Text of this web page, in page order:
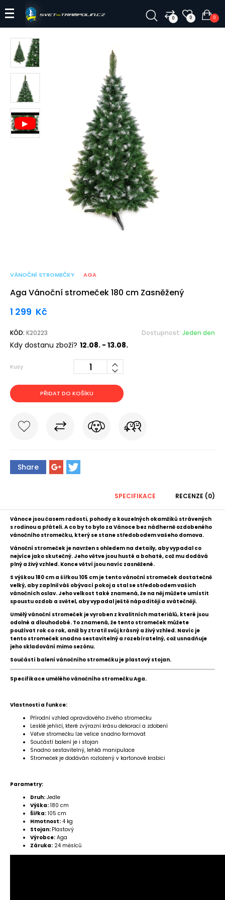
0 0 0
VÁNOČNÍ STROMEČKY AGA
Aga Vánoční stromeček 180 cm Zasněžený
1 299 Kč
KÓD: K20223 Dostupnost: Jeden den
Kdy dostanu zboží? 12.08. - 13.08.
Kusy
PŘIDAT DO KOŠÍKU
Share
SPECIFIKACE RECENZE (0)
Vánoce jsou časem radosti, pohody a kouzelných okamžiků strávených
s rodinou a přáteli. A co by to bylo za Vánoce bez nádherně ozdobeného
vánočního stromečku, který se stane středobodem vašeho domova.
Vánoční stromeček je navržen s ohledem na detaily, aby vypadal co
nejvíce jako skutečný. Jeho větve jsou husté a bohaté, což mu dodává
plný a živý vzhled. Konce větví jsou navíc zasněžené.
S výškou 180 cm a šířkou 105 cm je tento vánoční stromeček dostatečně
velký, aby zaplnil váš obývací pokoj a stal se středobodem vašich
vánočních oslav. Jeho velkost také znamená, že na něj můžete umístit
spoustu ozdob a světel, aby vypadal ještě nápaditěji a svátečněji.
Umělý vánoční stromeček je vyroben z kvalitních materiálů, které jsou
odolné a dlouhodobé. To znamená, že tento stromeček můžete
používat rok co rok, aniž by ztratil svůj krásný a živý vzhled. Navíc je
tento stromeček snadno sestavitelný a rozebíratelný, což usnadňuje
jeho skladování mimo sezónu.
Součástí balení vánočního stromečku je plastový stojan.
Specifikace umělého vánočního stromečku Aga.
Vlastnosti a funkce:
Přírodní vzhled opravdového živého stromečku
Lesklé jehličí, které zvýrazní krásu dekorací a zdobení
Větve stromečku lze velice snadno formovat
Součástí balení je i stojan
Snadno sestavitelný, lehká manipulace
Stromeček je dodáván rozložený v kartonové krabici
Parametry:
Druh: Jedle
Výška: 180 cm
Šířka: 105 cm
Hmotnost: 4 kg
Stojan: Plastový
Výrobce: Aga
Záruka: 24 měsíců